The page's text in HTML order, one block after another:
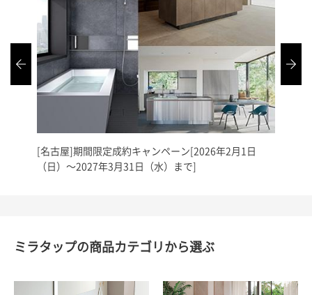
[名古屋]期間限定成約キャンペーン[2026年2月1日
（日）～2027年3月31日（水）まで]
ミラタップの商品カテゴリから選ぶ